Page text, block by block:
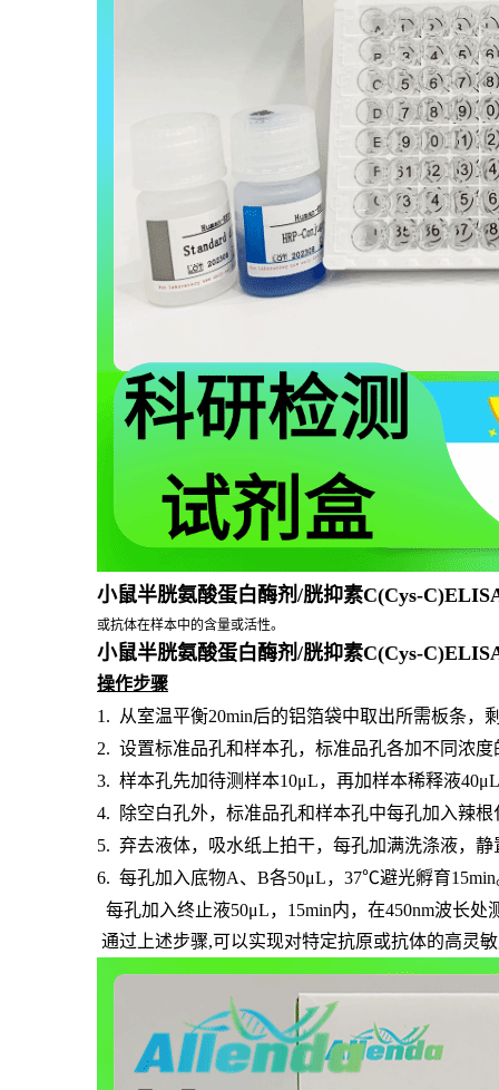
小鼠半胱氨酸蛋白酶剂/胱抑素C(Cys-
或抗体在样本中的含量或活性。
小鼠半胱氨酸蛋白酶剂/胱抑素C(Cys-
操作步骤
1.
从室温平衡20min后的铝箔袋中取出所需板条
2. 设置标准品孔和样本孔，标准品孔各加不同浓度
3. 样本孔先加待测样本10μL，再加样本稀释液
4.
除空白孔外，标准品孔和样本孔中每孔加入辣根
5. 弃去液体，吸水纸上拍干，每孔加满洗涤液，静
6. 每孔加入底物A、B各50μL，37℃避光孵育15min
每孔加入终止液50μL，15min内，在450nm波长处
通过上述步骤,可以实现对特定抗原或抗体的高灵